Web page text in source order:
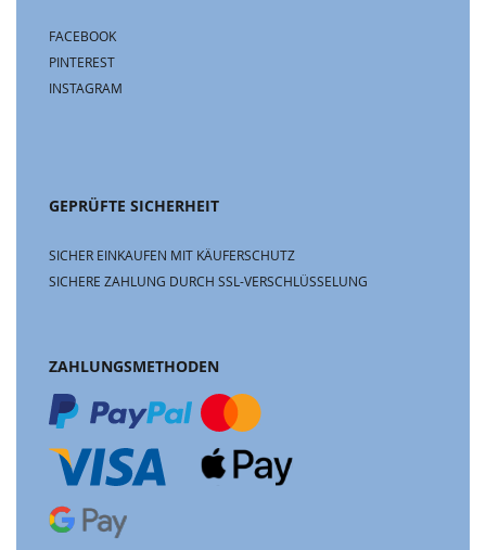
FACEBOOK
PINTEREST
INSTAGRAM
GEPRÜFTE SICHERHEIT
SICHER EINKAUFEN MIT KÄUFERSCHUTZ
SICHERE ZAHLUNG DURCH SSL-VERSCHLÜSSELUNG
ZAHLUNGSMETHODEN